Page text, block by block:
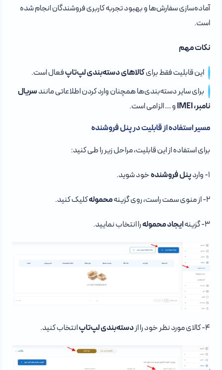
آماده‌سازی سفارش‌ها و بهبود تجربه کاربری فروشندگان انجام شده
است.
نکات مهم
این قابلیت فقط برایکالاهای دسته‌بندی لپ‌تاپفعال است.
برای سایر دسته‌بندی‌ها همچنان وارد کردن اطلاعاتی مانندسریال
نامبر، IMEI
و … الزامی است.
مسیر استفاده از قابلیت در پنل فروشنده
برای استفاده از این قابلیت، مراحل زیر را طی کنید:
۱- وارد پنل فروشندهخود شوید.
۲- از منوی سمت راست، روی گزینه محمولهکلیک کنید.
۳- گزینه ایجاد محمولهرا انتخاب نمایید.
۴- کالای مورد نظر خود را از دسته‌بندی لپ‌تاپانتخاب کنید.